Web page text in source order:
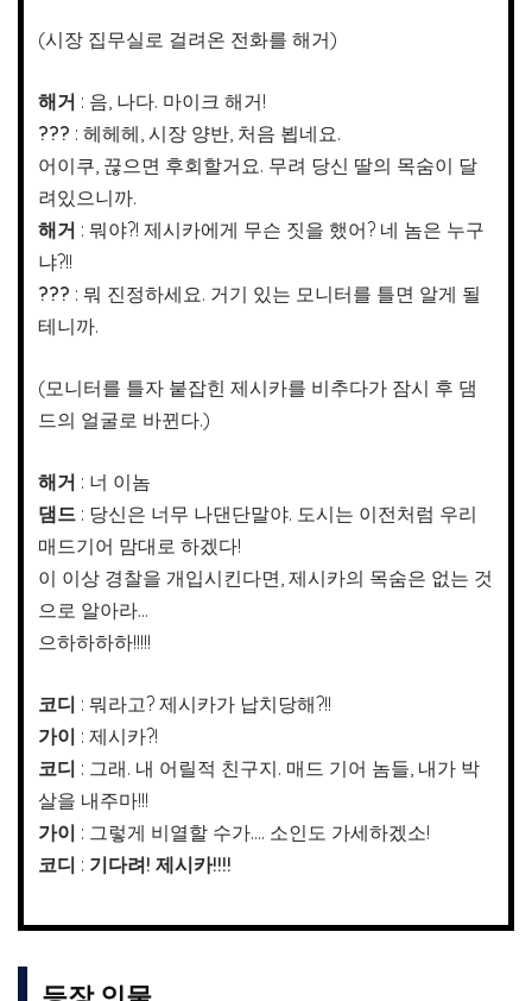
(시장 집무실로 걸려온 전화를 해거)
해거 : 음, 나다. 마이크 해거!
??? : 헤헤헤, 시장 양반, 처음 뵙네요.
어이쿠, 끊으면 후회할거요. 무려 당신 딸의 목숨이 달
려있으니까.
해거 : 뭐야?! 제시카에게 무슨 짓을 했어? 네 놈은 누구
냐?!!
??? : 뭐 진정하세요. 거기 있는 모니터를 틀면 알게 될
테니까.
(모니터를 틀자 붙잡힌 제시카를 비추다가 잠시 후 댐
드의 얼굴로 바뀐다.)
해거 : 너 이놈
댐드 : 당신은 너무 나댄단말야. 도시는 이전처럼 우리
매드기어 맘대로 하겠다!
이 이상 경찰을 개입시킨다면, 제시카의 목숨은 없는 것
으로 알아라…
으하하하하!!!!!
코디 : 뭐라고? 제시카가 납치당해?!!
가이 : 제시카?!
코디 : 그래. 내 어릴적 친구지. 매드 기어 놈들, 내가 박
살을 내주마!!!
가이 : 그렇게 비열할 수가…. 소인도 가세하겠소!
코디 : 기다려! 제시카!!!!